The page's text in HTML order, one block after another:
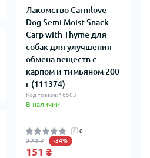
Лакомство Carnilove
Dog Semi Moist Snack
Carp with Thyme для
собак для улучшения
обмена веществ с
карпом и тимьяном 200
г (111374)
Код товара: 16503
В наличии
0
229 ₴ -34%
151 ₴